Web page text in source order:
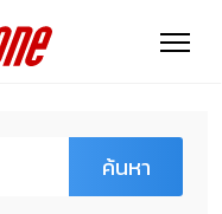
ค้นหา